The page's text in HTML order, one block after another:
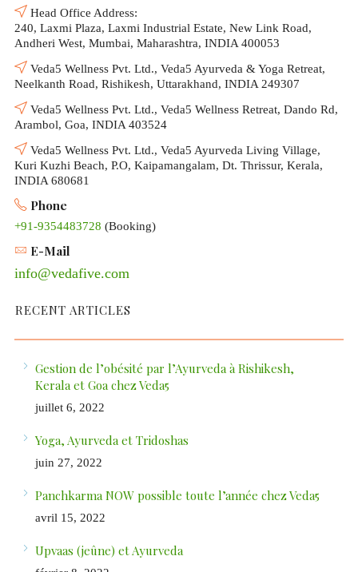
Head Office Address:
240, Laxmi Plaza, Laxmi Industrial Estate, New Link Road,
Andheri West, Mumbai, Maharashtra, INDIA 400053
Veda5 Wellness Pvt. Ltd., Veda5 Ayurveda & Yoga Retreat,
Neelkanth Road, Rishikesh, Uttarakhand, INDIA 249307
Veda5 Wellness Pvt. Ltd., Veda5 Wellness Retreat, Dando Rd,
Arambol, Goa, INDIA 403524
Veda5 Wellness Pvt. Ltd., Veda5 Ayurveda Living Village,
Kuri Kuzhi Beach, P.O, Kaipamangalam, Dt. Thrissur, Kerala,
INDIA 680681
Phone
+91-9354483728 (Booking)
E-Mail
info@vedafive.com
RECENT ARTICLES
Gestion de l’obésité par l’Ayurveda à Rishikesh,
Kerala et Goa chez Veda5
juillet 6, 2022
Yoga, Ayurveda et Tridoshas
juin 27, 2022
Panchkarma NOW possible toute l’année chez Veda5
avril 15, 2022
Upvaas (jeûne) et Ayurveda